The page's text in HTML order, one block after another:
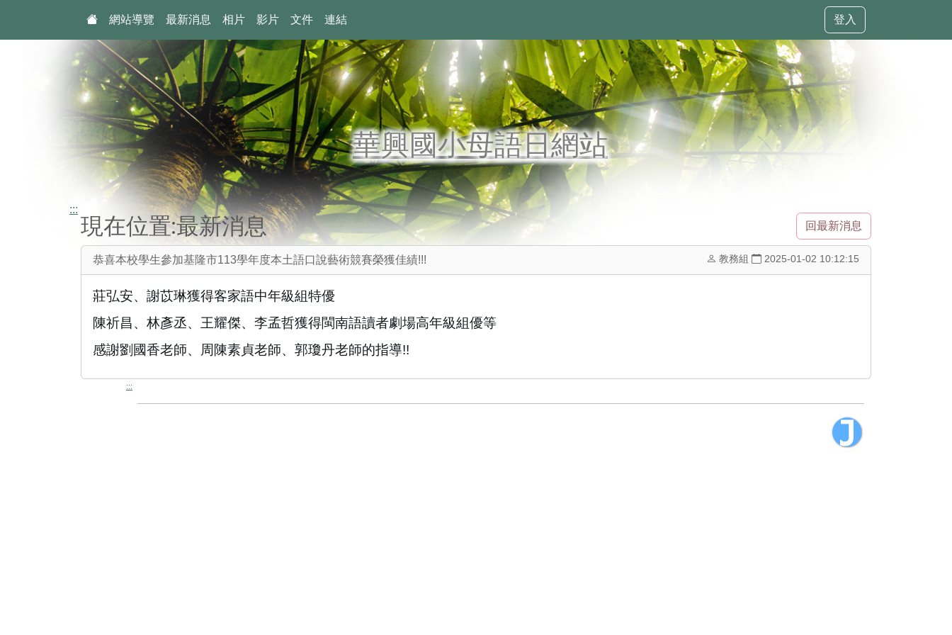
網站導覽 最新消息 相片 影片 文件 連結 登入
華興國小母語日網站
:::
回最新消息
現在位置:最新消息
恭喜本校學生參加基隆市113學年度本土語口說藝術競賽榮獲佳績!!! 教務組 2025-01-02 10:12:15
莊弘安、謝苡琳獲得客家語中年級組特優
陳祈昌、林彥丞、王耀傑、李孟哲獲得閩南語讀者劇場高年級組優等
感謝劉國香老師、周陳素貞老師、郭瓊丹老師的指導!!
:::